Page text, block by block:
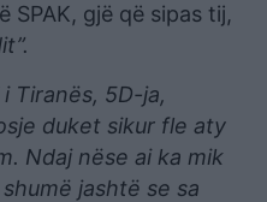
gjë që sipas tij,
Tiranës, 5D-ja,
duket sikur fle aty
Ndaj nëse ai ka mik
jashtë se sa